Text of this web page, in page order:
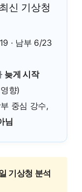
신 기상청
· 남부 6/23
늦게 시작
향)
중심 강수,
님
기상청 분석